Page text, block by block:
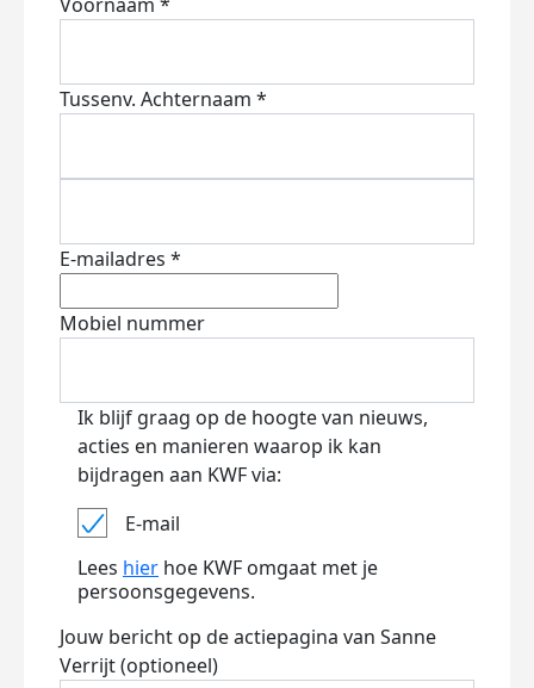
Tussenv. Achternaam *
E-mailadres *
Mobiel nummer
Ik blijf graag op de hoogte van nieuws,
acties en manieren waarop ik kan
bijdragen aan KWF via:
E-mail
Lees hier hoe KWF omgaat met je
persoonsgegevens.
Jouw bericht op de actiepagina van Sanne
Verrijt (optioneel)